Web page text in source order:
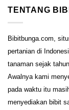
TENTANG
Bibitbunga.com,
pertanian di
tanaman sejak
Awalnya kami
pada waktu itu
menyediakan bibit